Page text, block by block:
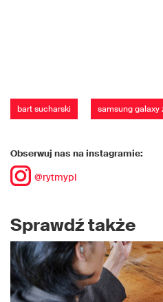
bart sucharski samsung galaxy
Obserwuj nas na instagramie:
@rytmypl
Sprawdź także